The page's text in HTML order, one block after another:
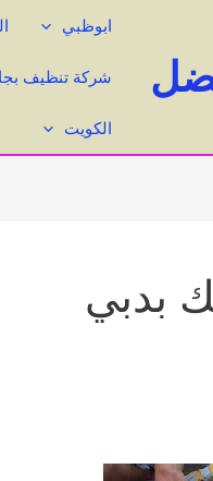
ابوظبي
شركة تنظيف
الكويت
بدبي